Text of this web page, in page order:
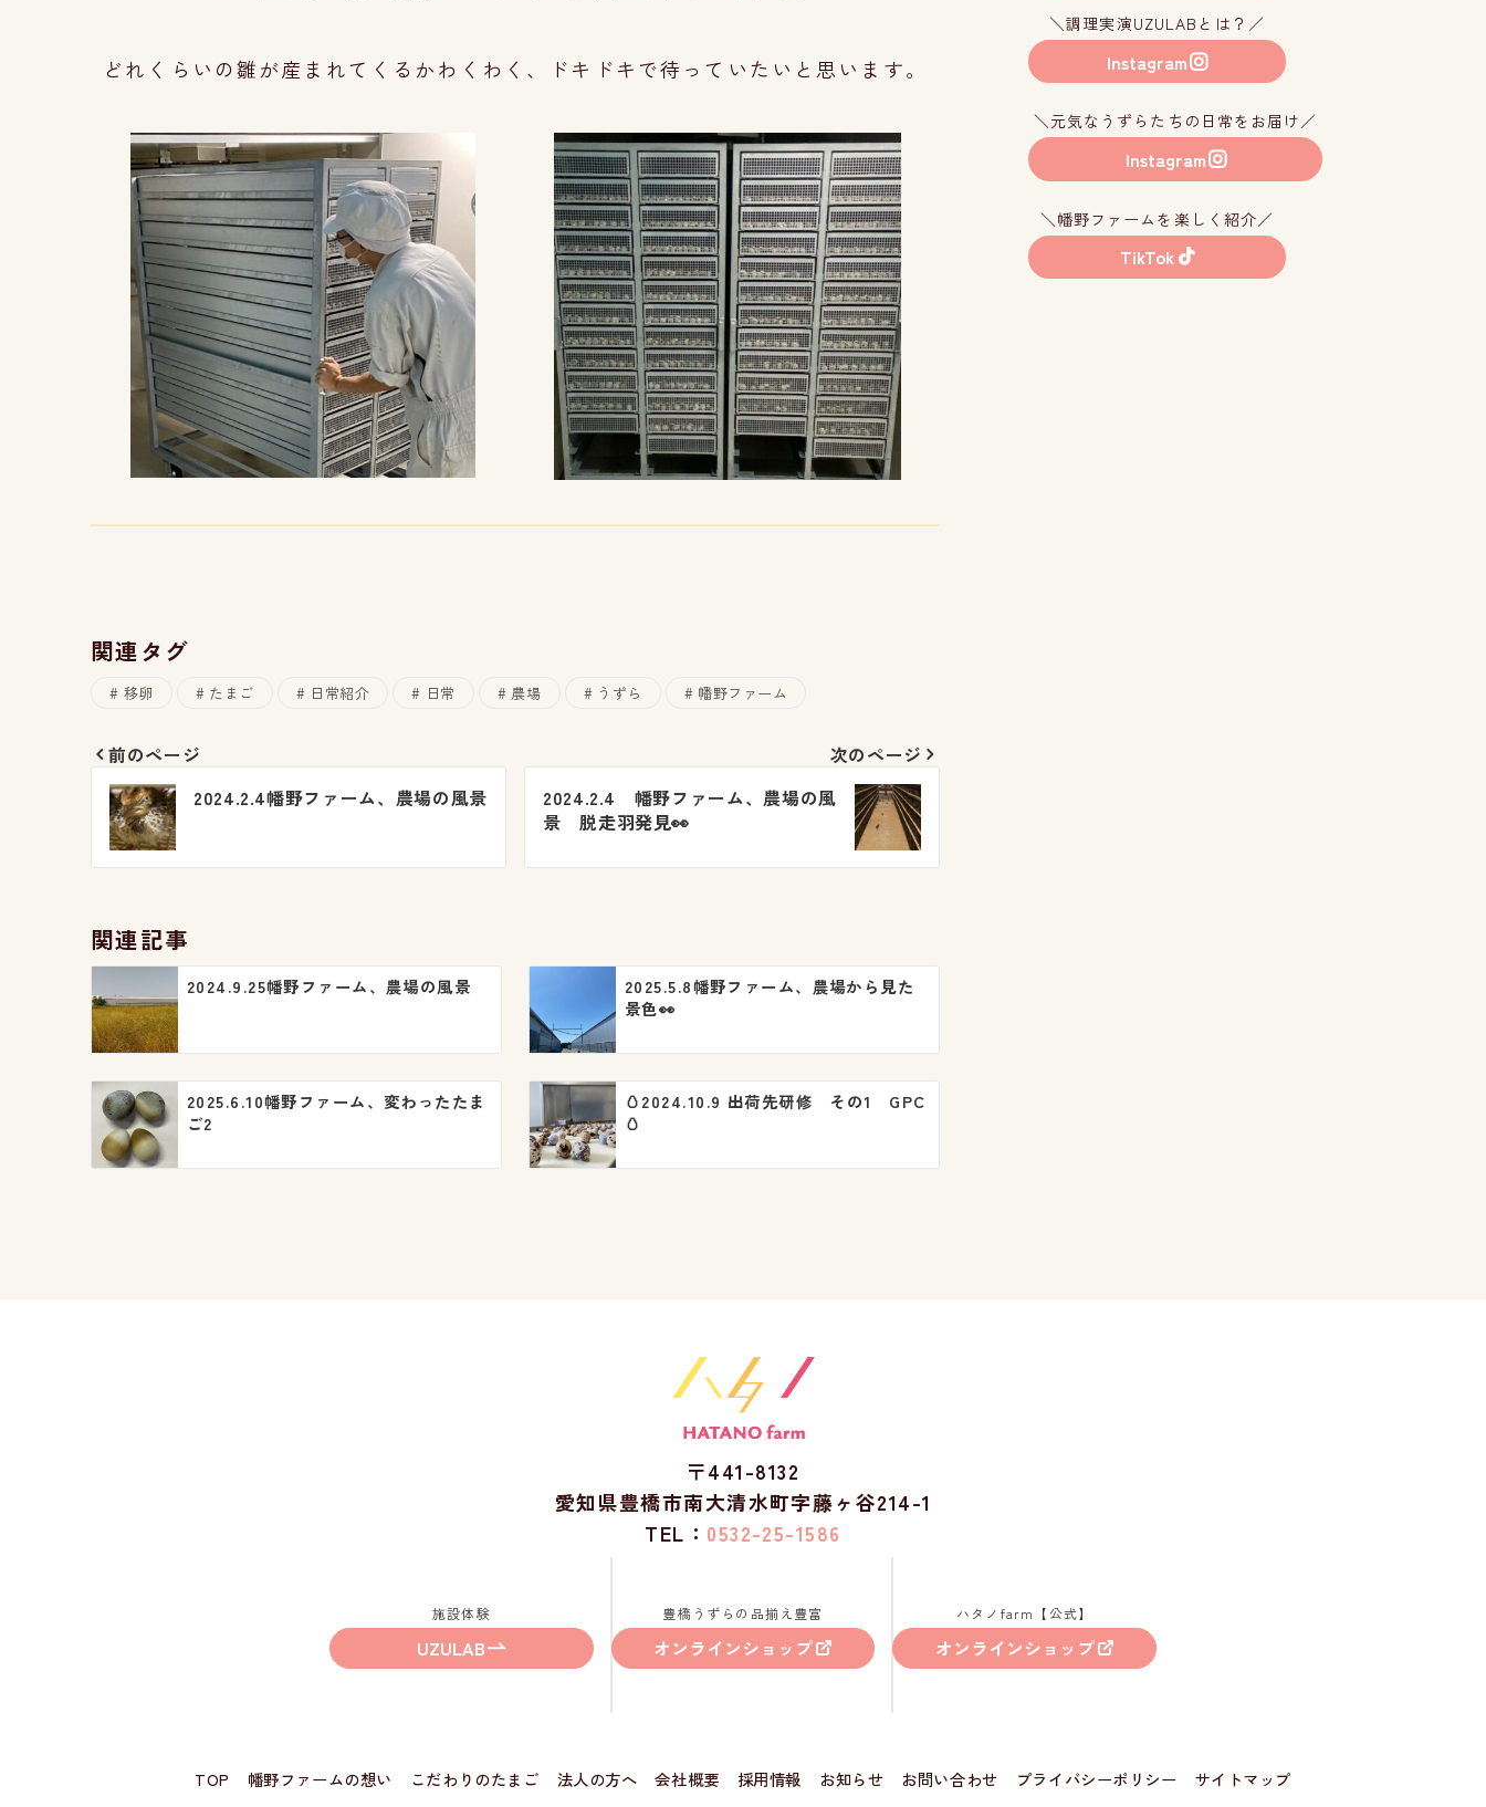
どれくらいの雛が産まれてくるかわくわく、ドキドキで待っていたいと思います。
関連タグ
移卵 たまご 日常紹介 日常 農場 うずら 幡野ファーム
投
稿
ナ
ゲ
ー
シ
ョ
ン
前のページ
2024.2.4幡野ファーム、農場の風景
次のページ
2024.2.4 幡野ファーム、農場の風
景 脱走羽発見👀
関連記事
2024.9.25幡野ファーム、農場の風景
2025.5.8幡野ファーム、農場から見た
景色👀
2025.6.10幡野ファーム、変わったたま
ご2
🥚2024.10.9 出荷先研修 その1 GPC
🥚
＼調理実演UZULABとは？／
Instagram
＼元気なうずらたちの日常をお届け／
Instagram
＼幡野ファームを楽しく紹介／
TikTok
〒441-8132
愛知県豊橋市南大清水町字藤ヶ谷214-1
TEL： 0532-25-1586
施設体験
UZULAB
豊橋うずらの品揃え豊富
オンラインショップ
ハタノfarm【公式】
オンラインショップ
TOP 幡野ファームの想い こだわりのたまご 法人の方へ 会社概要 採用情報 お知らせ お問い合わせ プライバシーポリシー サイトマップ